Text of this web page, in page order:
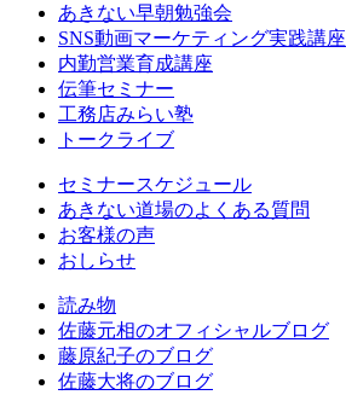
あきない早朝勉強会
SNS動画マーケティング実践講座
内勤営業育成講座
伝筆セミナー
工務店みらい塾
トークライブ
セミナースケジュール
あきない道場のよくある質問
お客様の声
おしらせ
読み物
佐藤元相のオフィシャルブログ
藤原紀子のブログ
佐藤大将のブログ